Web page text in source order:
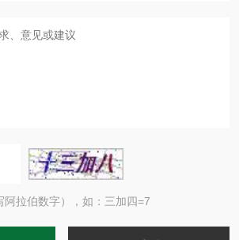
拉伯数字），如：三加四=7